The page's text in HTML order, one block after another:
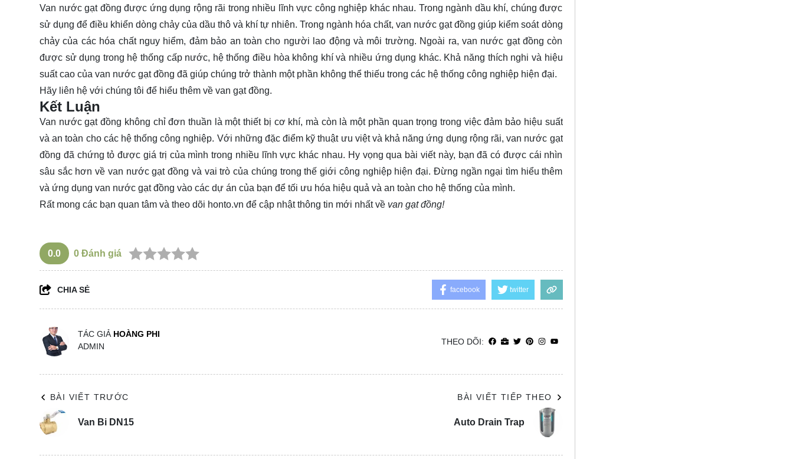
Van nước gạt đồng được ứng dụng rộng rãi trong nhiều lĩnh vực công nghiệp khác nhau. Trong ngành dầu khí, chúng được
sử dụng để điều khiển dòng chảy của dầu thô và khí tự nhiên. Trong ngành hóa chất, van nước gạt đồng giúp kiểm soát dòng
chảy của các hóa chất nguy hiểm, đảm bảo an toàn cho người lao động và môi trường. Ngoài ra, van nước gạt đồng còn
được sử dụng trong hệ thống cấp nước, hệ thống điều hòa không khí và nhiều ứng dụng khác. Khả năng thích nghi và hiệu
suất cao của van nước gạt đồng đã giúp chúng trở thành một phần không thể thiếu trong các hệ thống công nghiệp hiện đại.
Hãy liên hệ với chúng tôi để hiểu thêm về van gạt đồng.
Kết Luận
Van nước gạt đồng không chỉ đơn thuần là một thiết bị cơ khí, mà còn là một phần quan trọng trong việc đảm bảo hiệu suất
và an toàn cho các hệ thống công nghiệp. Với những đặc điểm kỹ thuật ưu việt và khả năng ứng dụng rộng rãi, van nước gạt
đồng đã chứng tỏ được giá trị của mình trong nhiều lĩnh vực khác nhau. Hy vọng qua bài viết này, bạn đã có được cái nhìn
sâu sắc hơn về van nước gạt đồng và vai trò của chúng trong thế giới công nghiệp hiện đại. Đừng ngần ngại tìm hiểu thêm
và ứng dụng van nước gạt đồng vào các dự án của bạn để tối ưu hóa hiệu quả và an toàn cho hệ thống của mình.
Rất mong các bạn quan tâm và theo dõi honto.vn để cập nhật thông tin mới nhất về van gạt đồng!
0.0 0 Đánh giá
CHIA SẺ facebook twitter
TÁC GIẢ HOÀNG PHI
ADMIN
THEO DÕI:
BÀI VIẾT TRƯỚC
Van Bi DN15
BÀI VIẾT TIẾP THEO
Auto Drain Trap